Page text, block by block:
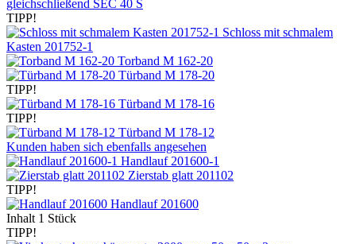
gleichschließend SEC 40 S
TIPP!
Schloss mit schmalem
Kasten 201752-1
Torband M 162-20
Türband M 178-20
TIPP!
Türband M 178-16
TIPP!
Türband M 178-12
Kunden haben sich ebenfalls angesehen
Handlauf 201600-1
Zierstab glatt 201102
TIPP!
Handlauf 201600
Inhalt 1 Stück
TIPP!